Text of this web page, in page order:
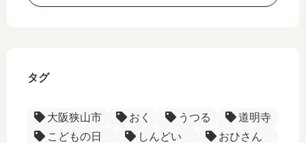
い
く
路
タグ
大阪狭山市 おく うつる
道明寺
こどもの日
しんどい
おひさん